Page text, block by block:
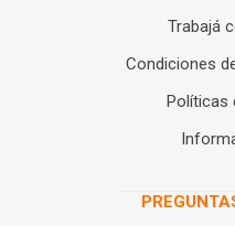
Trabajá
Condiciones
Políticas